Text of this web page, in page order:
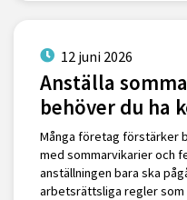
12 juni 2026
Anställa
behöver du ha
Många företag förstärker
med sommarvikarier och
anställningen bara ska
arbetsrättsliga regler